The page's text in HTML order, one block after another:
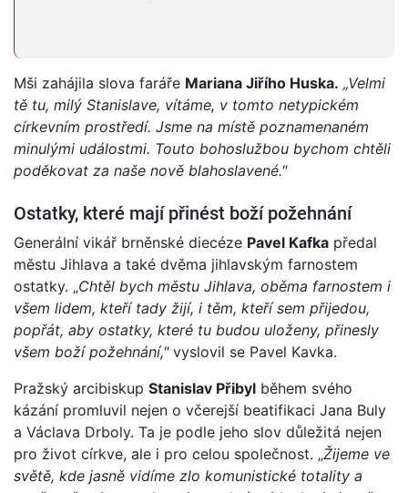
Mši zahájila slova faráře Mariana Jiřího Huska. „Velmi
tě tu, milý Stanislave, vítáme, v tomto netypickém
církevním prostředí. Jsme na místě poznamenaném
minulými událostmi. Touto bohoslužbou bychom chtěli
poděkovat za naše nově blahoslavené."
Ostatky, které mají přinést boží požehnání
Generální vikář brněnské diecéze Pavel Kafka předal
městu Jihlava a také dvěma jihlavským farnostem
ostatky. „Chtěl bych městu Jihlava, oběma farnostem i
všem lidem, kteří tady žijí, i těm, kteří sem přijedou,
popřát, aby ostatky, které tu budou uloženy, přinesly
všem boží požehnání," vyslovil se Pavel Kavka.
Pražský arcibiskup Stanislav Přibyl během svého
kázání promluvil nejen o včerejší beatifikaci Jana Buly
a Václava Drboly. Ta je podle jeho slov důležitá nejen
pro život církve, ale i pro celou společnost. „Žijeme ve
světě, kde jasně vidíme zlo komunistické totality a